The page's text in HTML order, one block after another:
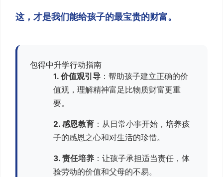
这，才是我们能给孩子的最宝贵的财富。
包得中升学行动指南
1. 价值观引导：帮助孩子建立正确的价
值观，理解精神富足比物质财富更重
要。
2. 感恩教育：从日常小事开始，培养孩
子的感恩之心和对生活的珍惜。
3. 责任培养：让孩子承担适当责任，体
验劳动的价值和父母的不易。